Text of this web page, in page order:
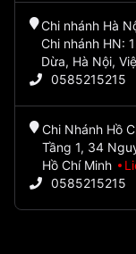
Chi nhánh Hà
Chi nhánh HN:
Dừa, Hà Nội,
0585215215
Chi Nhánh Hồ
Tầng 1, 34
Hồ Chí Minh
0585215215